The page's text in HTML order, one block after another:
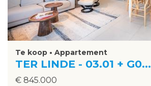
Te koop • Appartement
TER LINDE - 03.01 + G0...
€ 845.000